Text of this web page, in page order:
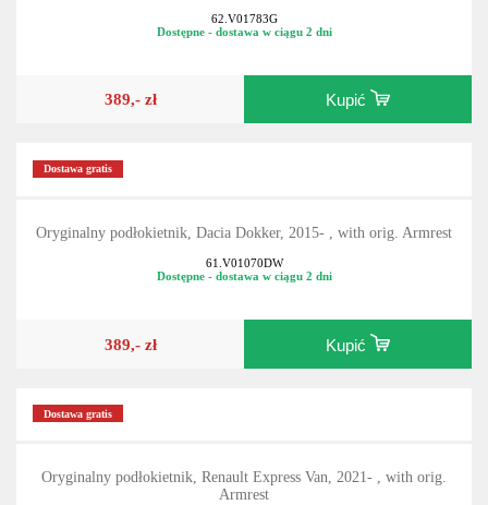
62.V01783G
Dostępne - dostawa w ciągu 2 dni
389,- zł Kupić
Dostawa gratis
Oryginalny podłokietnik, Dacia Dokker, 2015- , with orig. Armrest
61.V01070DW
Dostępne - dostawa w ciągu 2 dni
389,- zł Kupić
Dostawa gratis
Oryginalny podłokietnik, Renault Express Van, 2021- , with orig.
Armrest